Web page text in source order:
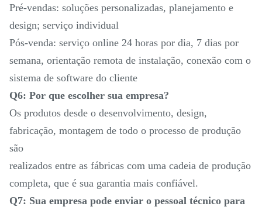
Pré-vendas: soluções personalizadas, planejamento e
design; serviço individual
Pós-venda: serviço online 24 horas por dia, 7 dias por
semana, orientação remota de instalação, conexão com o
sistema de software do cliente
Q6: Por que escolher sua empresa?
Os produtos desde o desenvolvimento, design,
fabricação, montagem de todo o processo de produção
são
realizados entre as fábricas com uma cadeia de produção
completa, que é sua garantia mais confiável.
Q7: Sua empresa pode enviar o pessoal técnico para